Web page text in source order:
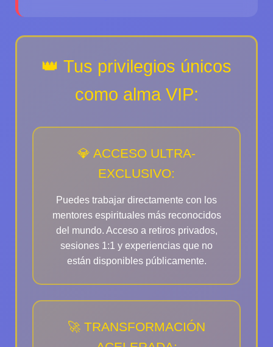
👑 Tus privilegios únicos
como alma VIP:
💎 ACCESO ULTRA-
EXCLUSIVO:
Puedes trabajar directamente con los
mentores espirituales más reconocidos
del mundo. Acceso a retiros privados,
sesiones 1:1 y experiencias que no
están disponibles públicamente.
🚀 TRANSFORMACIÓN